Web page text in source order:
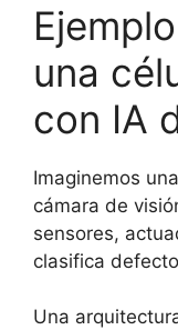
una
con IA
Imaginemos
cámara de
sensores,
clasifica
Una